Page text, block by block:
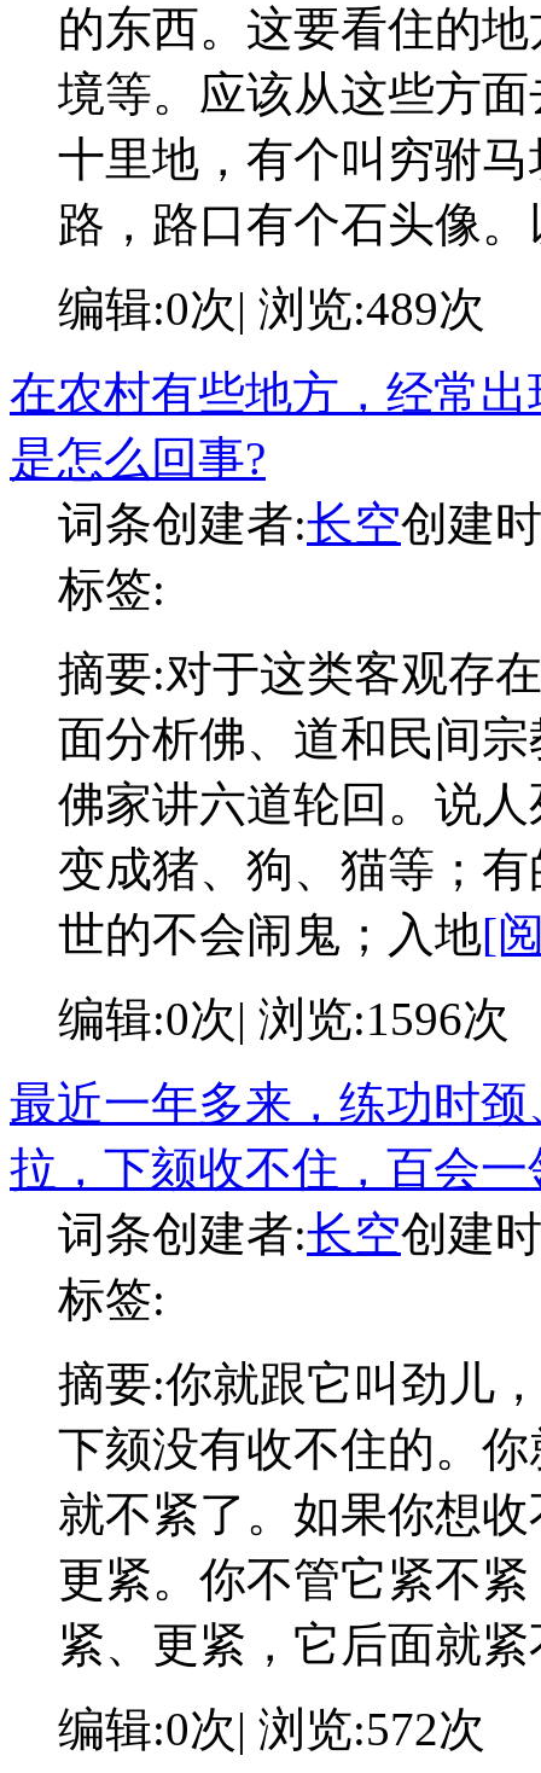
的东西。这要看住的
境等。应该从这些方
十里地，有个叫穷驸
路，路口有个石头像。
编辑:0次| 浏览:489次
在农村有些地方，经常
是怎么回事?
词条创建者:长空创建
标签:
摘要:对于这类客观存
面分析佛、道和民间
佛家讲六道轮回。说
变成猪、狗、猫等；
世的不会闹鬼；入地[
编辑:0次| 浏览:1596次
最近一年多来，练功时
拉，下颏收不住，百会
词条创建者:长空创建
标签:
摘要:你就跟它叫劲儿
下颏没有收不住的。
就不紧了。如果你想
更紧。你不管它紧不
紧、更紧，它后面就紧
编辑:0次| 浏览:572次